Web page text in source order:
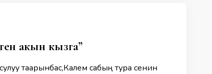
акын кызга”
таарынбас,Калем сабың тура сенин